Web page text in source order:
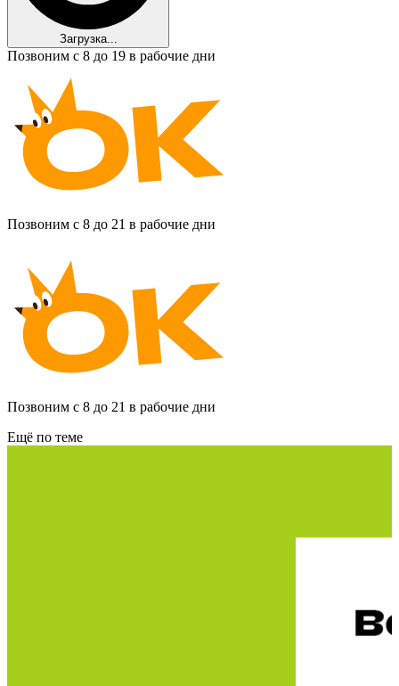
Загрузка...
Позвоним с 8 до 19 в рабочие дни
Позвоним с 8 до 21 в рабочие дни
Позвоним с 8 до 21 в рабочие дни
Ещё по теме